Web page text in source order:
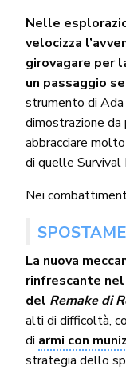
Nelle
velocizza
girovagare per
un passaggio
strumento di Ada
dimostrazione
abbracciare
di quelle Survival
Nei
La nuova
rinfrescante
del Remake di
alti di difficoltà,
di armi con
strategia dello